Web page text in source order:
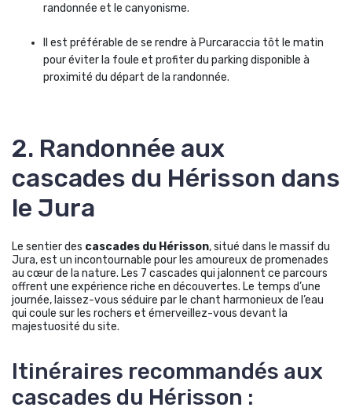
randonnée et le canyonisme.
Il est préférable de se rendre à Purcaraccia tôt le matin
pour éviter la foule et profiter du parking disponible à
proximité du départ de la randonnée.
2. Randonnée aux
cascades du Hérisson dans
le Jura
Le sentier des cascades du Hérisson, situé dans le massif du
Jura, est un incontournable pour les amoureux de promenades
au cœur de la nature. Les 7 cascades qui jalonnent ce parcours
offrent une expérience riche en découvertes. Le temps d’une
journée, laissez-vous séduire par le chant harmonieux de l’eau
qui coule sur les rochers et émerveillez-vous devant la
majestuosité du site.
Itinéraires recommandés aux
cascades du Hérisson :